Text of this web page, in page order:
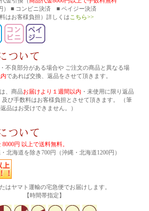
） ■ コンビニ決済 ■ ペイジー決済
はお客様負担）詳しくは こちら>>
不良部分がある場合や ご注文の商品と異なる場
であれば交換、返品をさせて頂きます。
、商品お届けより１週間以内 ・未使用に限り返品
び手数料はお客様負担とさせて頂きます。 （筆
品はお受けできません。）
円 以上で送料無料。
北海道を除き700円（沖縄・北海道1200円）
はヤマト運輸の宅急便でお届けします。
指定】